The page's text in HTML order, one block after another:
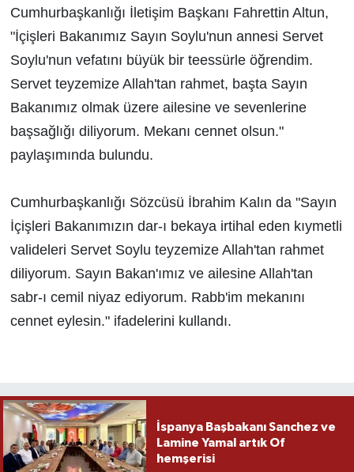
Cumhurbaşkanlığı İletişim Başkanı Fahrettin Altun,
"İçişleri Bakanımız Sayın Soylu'nun annesi Servet
Soylu'nun vefatını büyük bir teessürle öğrendim.
Servet teyzemize Allah'tan rahmet, başta Sayın
Bakanımız olmak üzere ailesine ve sevenlerine
başsağlığı diliyorum. Mekanı cennet olsun."
paylaşımında bulundu.
Cumhurbaşkanlığı Sözcüsü İbrahim Kalın da "Sayın
İçişleri Bakanımızın dar-ı bekaya irtihal eden kıymetli
valideleri Servet Soylu teyzemize Allah'tan rahmet
diliyorum. Sayın Bakan'ımız ve ailesine Allah'tan
sabr-ı cemil niyaz ediyorum. Rabb'im mekanını
cennet eylesin." ifadelerini kullandı.
İspanya Başbakanı Sanchez ve
Lamine Yamal artık Of
hemşerisi